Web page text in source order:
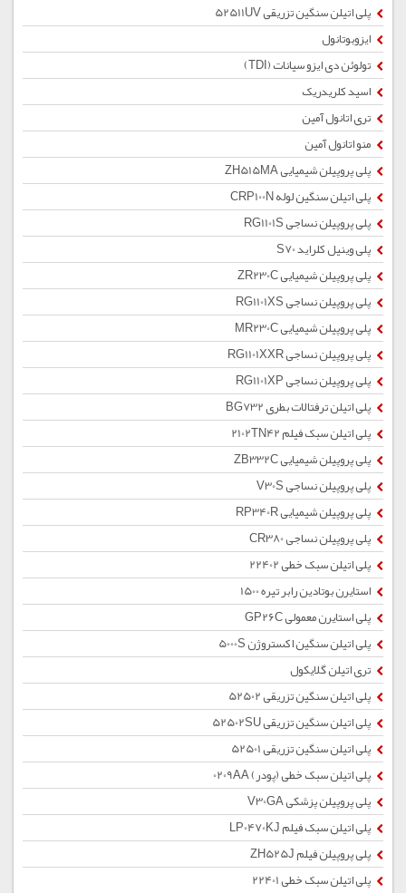
پلی اتیلن سنگین تزریقی 52511UV
ایزوبوتانول
تولوئن دی ایزو سیانات (TDI)
اسید کلریدریک
تری اتانول آمین
منو اتانول آمین
پلی پروپیلن شیمیایی ZH515MA
پلی اتیلن سنگین لوله CRP100N
پلی پروپیلن نساجی RG1101S
پلی وینیل کلراید S70
پلی پروپیلن شیمیایی ZR230C
پلی پروپیلن نساجی RG1101XS
پلی پروپیلن شیمیایی MR230C
پلی پروپیلن نساجی RG1101XXR
پلی پروپیلن نساجی RG1101XP
پلی اتیلن ترفتالات بطری BG732
پلی اتیلن سبک فیلم 2102TN42
پلی پروپیلن شیمیایی ZB332C
پلی پروپیلن نساجی V30S
پلی پروپیلن شیمیایی RP340R
پلی پروپیلن نساجی CR380
پلی اتیلن سبک خطی 22402
استایرن بوتادین رابر تیره 1500
پلی استایرن معمولی GP26C
پلی اتیلن سنگین اکستروژن 5000S
تری اتیلن گلایکول
پلی اتیلن سنگین تزریقی 52502
پلی اتیلن سنگین تزریقی 52502SU
پلی اتیلن سنگین تزریقی 52501
پلی اتیلن سبک خطی (پودر) 0209AA
پلی پروپیلن پزشکی V30GA
پلی اتیلن سبک فیلم LP0470KJ
پلی پروپیلن فیلم ZH525J
پلی اتیلن سبک خطی 22401